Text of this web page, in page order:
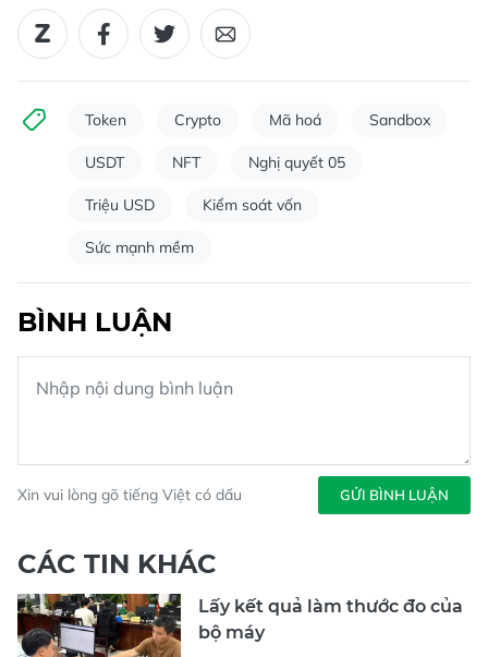
Token Crypto Mã hoá Sandbox
USDT NFT Nghị quyết 05
Triệu USD Kiểm soát vốn
Sức mạnh mềm
BÌNH LUẬN
Xin vui lòng gõ tiếng Việt có dấu GỬI BÌNH LUẬN
CÁC TIN KHÁC
Lấy kết quả làm thước đo của
bộ máy